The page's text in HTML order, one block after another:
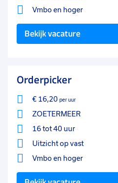
Vmbo en hoger
Bekijk vacature
Orderpicker
€ 16,20 per uur
ZOETERMEER
16 tot 40 uur
Uitzicht op vast
Vmbo en hoger